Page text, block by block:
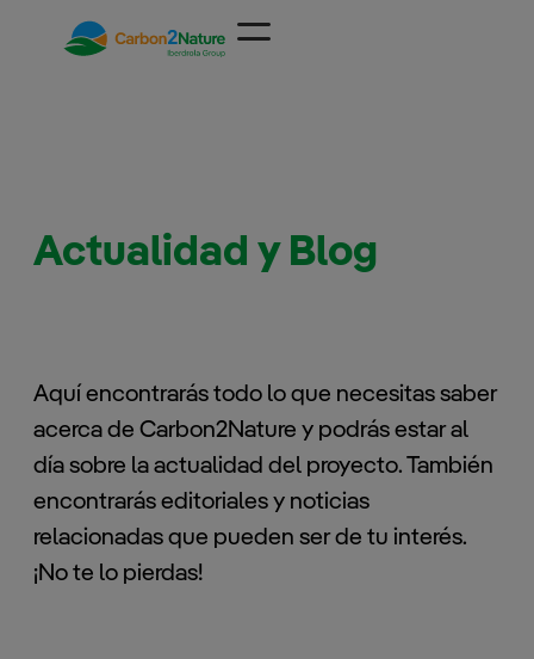
Actualidad y Blog
Aquí encontrarás todo lo que necesitas saber
acerca de Carbon2Nature y podrás estar al
día sobre la actualidad del proyecto. También
encontrarás editoriales y noticias
relacionadas que pueden ser de tu interés.
¡No te lo pierdas!